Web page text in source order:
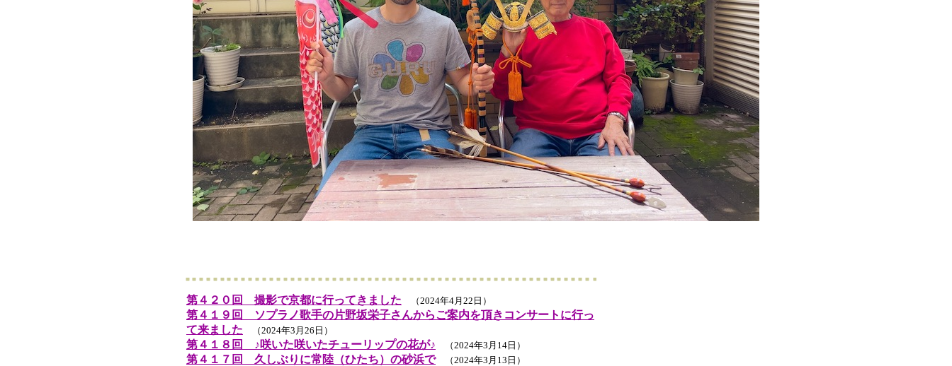
第４２０回 撮影で京都に行ってきました （2024年4月22日）
第４１９回 ソプラノ歌手の片野坂栄子さんからご案内を頂きコンサートに行っ
て来ました （2024年3月26日）
第４１８回 ♪咲いた咲いたチューリップの花が♪ （2024年3月14日）
第４１７回 久しぶりに常陸（ひたち）の砂浜で（2024年3月13日）